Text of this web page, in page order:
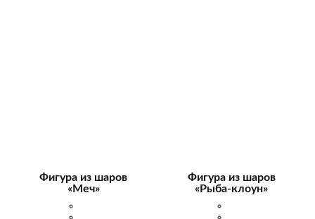
Фигура из шаров
«Меч»
Фигура из шаров
«Рыба-клоун»